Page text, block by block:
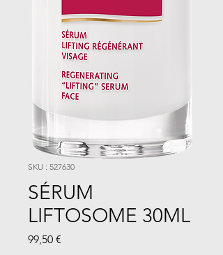
SKU : 527630
SÉRUM
LIFTOSOME 30ML
99,50 €